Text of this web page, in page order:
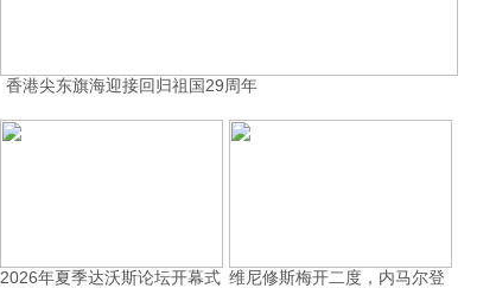
香港尖东旗海迎接回归祖国29周年
2026年夏季达沃斯论坛开幕式 维尼修斯梅开二度，内马尔登